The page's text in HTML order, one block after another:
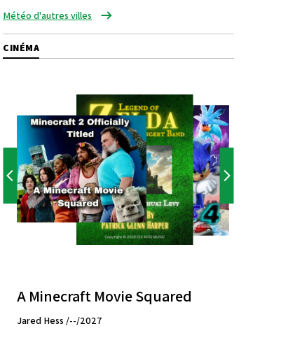
Météo d'autres villes
CINÉMA
A Minecraft Movie Squared
Jared Hess /--/2027